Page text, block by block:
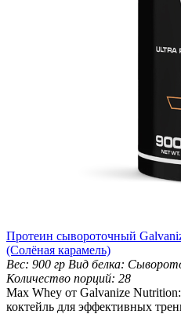
Протеин сывороточный
(Солёная карамель)
Вес: 900 гр Вид белка:
Количество порций: 28
Max Whey от Galvanize
коктейль для эффективных